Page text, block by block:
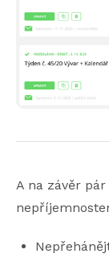
A na závěr